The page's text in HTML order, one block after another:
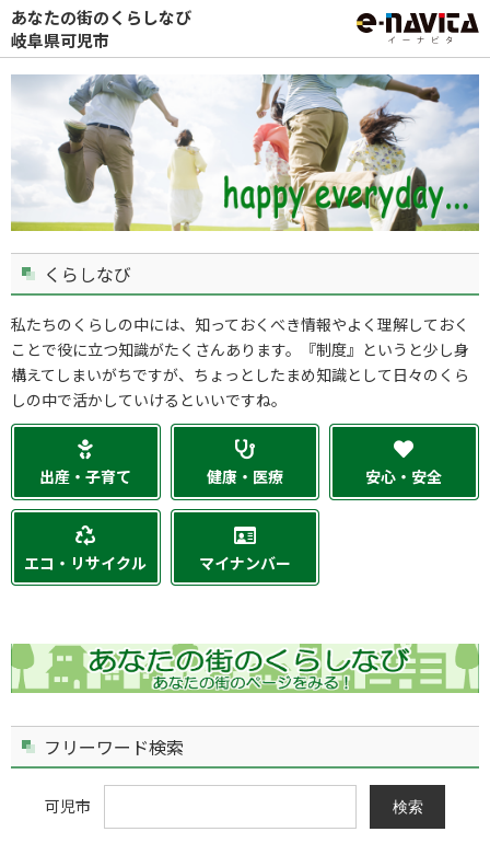
あなたの街のくらしなび
岐阜県可児市
くらしなび
私たちのくらしの中には、知っておくべき情報やよく理解しておく
ことで役に立つ知識がたくさんあります。『制度』というと少し身
構えてしまいがちですが、ちょっとしたまめ知識として日々のくら
しの中で活かしていけるといいですね。
出産・子育て 健康・医療 安心・安全
エコ・リサイクル マイナンバー
フリーワード検索
可児市 検索